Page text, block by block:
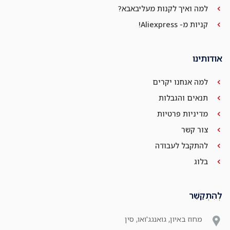
למה ואיך לקנות מעליבאבא?
קניות מ- Aliexpress!
אודותינו
למה אנחנו יקרים
תנאים והגבלות
מדיניות פרטיות
צור קשר
להתקבל לעבודה
בלוג
לְהִתְקַשֵׁר
מחוז באיון, גואנגג'ואו, סין